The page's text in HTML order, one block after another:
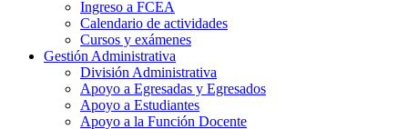
Ingreso a FCEA
Calendario de actividades
Cursos y exámenes
Gestión Administrativa
División Administrativa
Apoyo a Egresadas y Egresados
Apoyo a Estudiantes
Apoyo a la Función Docente